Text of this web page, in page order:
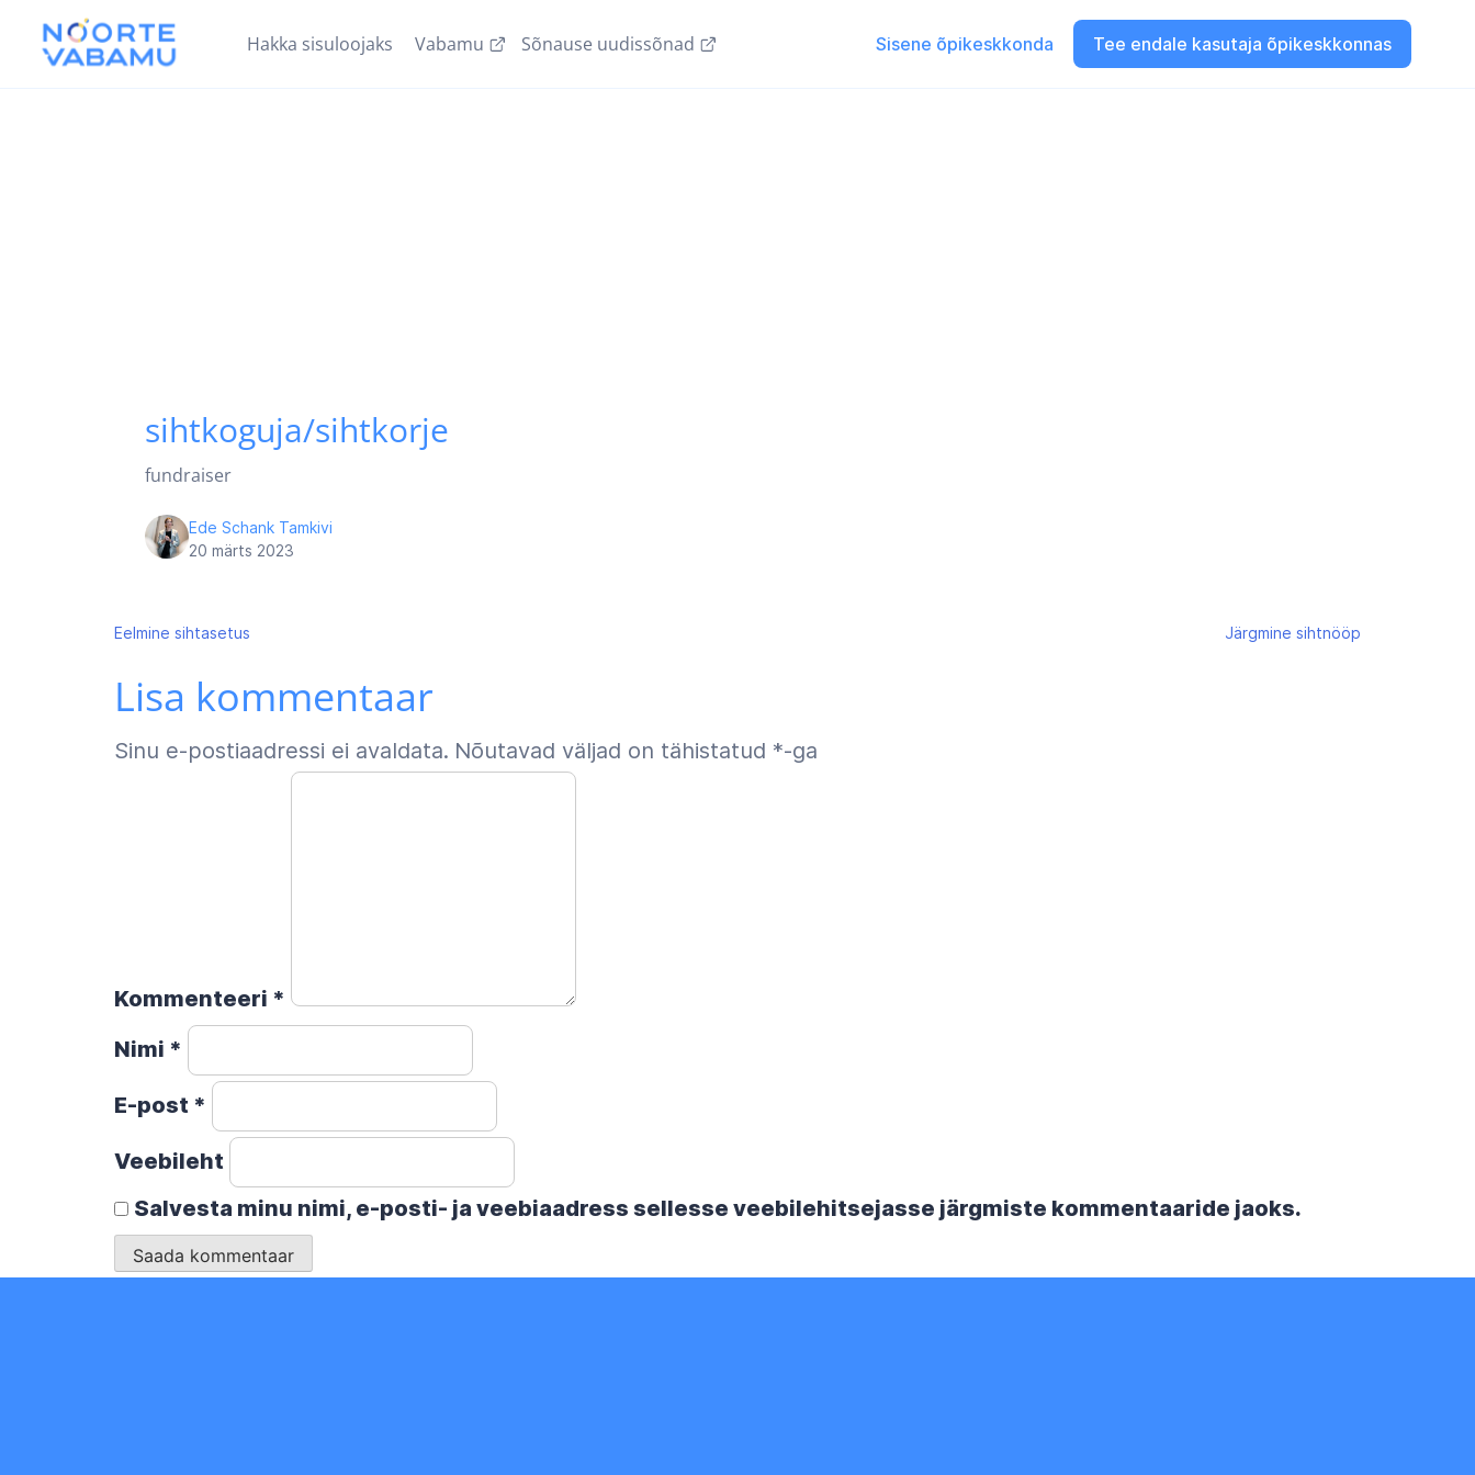
Hakka sisuloojaks Vabamu Sõnause uudissõnad Sisene õpikeskkonda Tee endale kasutaja õpikeskkonnas
sihtkoguja/sihtkorje
fundraiser
Ede Schank Tamkivi
20 märts 2023
Navigeerimine
Eelmine sihtasetus Järgmine sihtnööp
Lisa kommentaar
Sinu e-postiaadressi ei avaldata. Nõutavad väljad on tähistatud *-ga
Kommenteeri *
Nimi *
E-post *
Veebileht
Salvesta minu nimi, e-posti- ja veebiaadress sellesse veebilehitsejasse järgmiste kommentaaride jaoks.